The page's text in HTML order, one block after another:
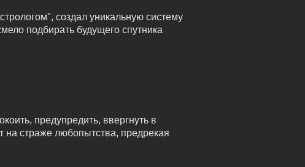
создал уникальную систему
подбирать будущего спутника
предупредить, ввергнуть в
на страже любопытства, предрекая